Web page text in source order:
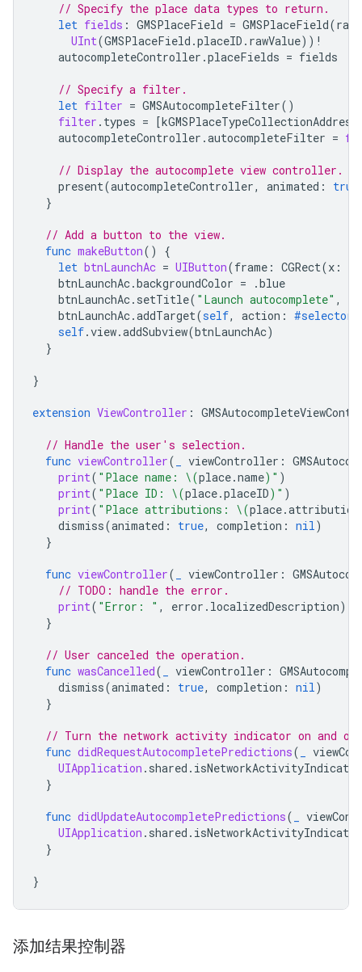
// Specify the place data types to return.
let fields : GMSPlaceField = GMSPlaceField(
UInt(GMSPlaceField .placeID . rawValue)) !
autocompleteController .placeFields = fields
// Specify a filter.
let filter = GMSAutocompleteFilter()
filter . types = [kGMSPlaceTypeCollectionAddress
autocompleteController .autocompleteFilter =
// Display the autocomplete view controller.
present(autocompleteController, animated : true
}
// Add a button to the view.
func makeButton()
{
let btnLaunchAc = UIButton(frame : CGRect(x :
btnLaunchAc.backgroundColor = .blue
btnLaunchAc. setTitle( "Launch autocomplete" ,
btnLaunchAc.addTarget(self, action : #selector
self.view.addSubview(btnLaunchAc)
}
}
extension ViewController :
// Handle the user's selection.
func viewController( viewController :
print( "Place name: \(place.name) " )
print( "Place ID: \(place.placeID) " )
print( "Place attributions: \(place.
dismiss(animated : true, completion : nil)
}
func viewController( viewController :
// TODO: handle the error.
print( "Error: " , error . localizedDescription)
}
// User canceled the operation.
func wasCancelled( viewController :
dismiss(animated : true, completion : nil)
}
// Turn the network activity indicator on and
func didRequestAutocompletePredictions(
UIApplication . shared .
}
func didUpdateAutocompletePredictions(
UIApplication . shared .
}
}
添加结果控制器